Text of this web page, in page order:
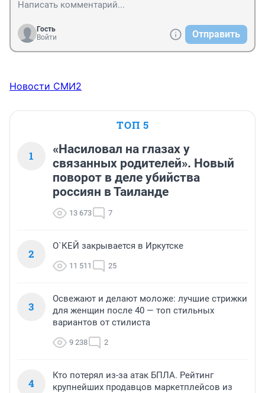
Гость
Войти
Отправить
Новости СМИ2
ТОП 5
1
«Насиловал на глазах у
связанных родителей». Новый
поворот в деле убийства
россиян в Таиланде
13 673 7
2
О`КЕЙ закрывается в Иркутске
11 511 25
3
Освежают и делают моложе: лучшие стрижки
для женщин после 40 — топ стильных
вариантов от стилиста
9 238 2
4
Кто потерял из-за атак БПЛА. Рейтинг
крупнейших продавцов маркетплейсов из